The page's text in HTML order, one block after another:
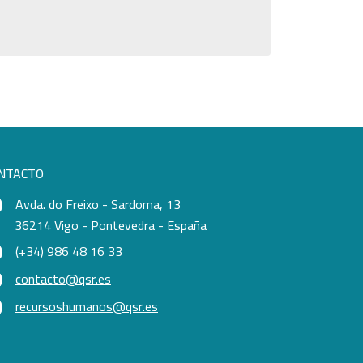
Avda. do Freixo - Sardoma, 13
36214 Vigo - Pontevedra - España
(+34) 986 48 16 33
contacto@qsr.es
recursoshumanos@qsr.es